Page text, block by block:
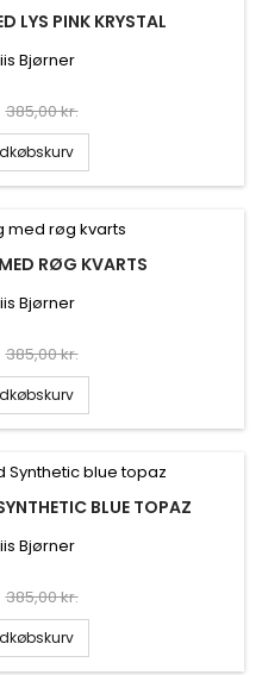
LYS PINK KRYSTAL
Bjørner
Normalpris
385,00 kr.
RØG KVARTS
Bjørner
Normalpris
385,00 kr.
BLUE TOPAZ
Bjørner
Normalpris
385,00 kr.